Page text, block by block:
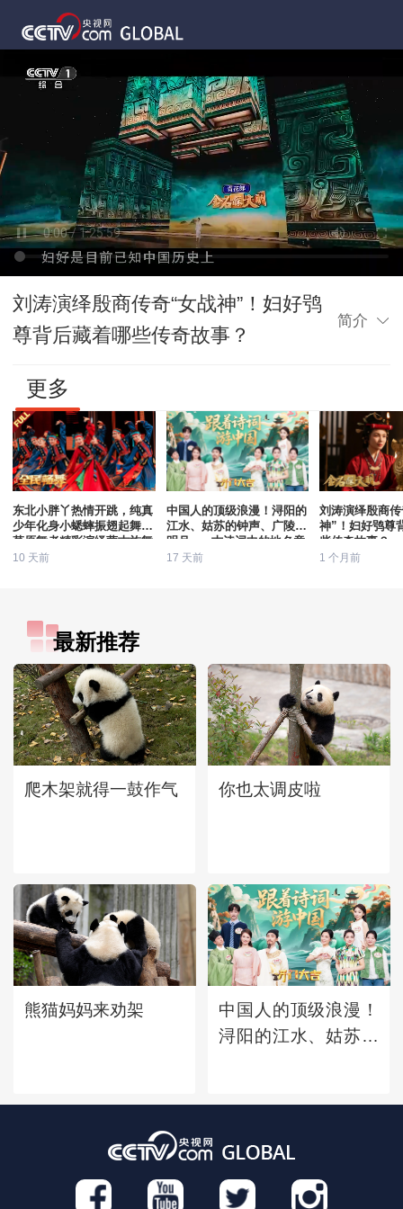
刘涛演绎殷商传奇“女战神”！妇好鸮
尊背后藏着哪些传奇故事？
简介
更多
东北小胖丫热情开跳，纯真
少年化身小蟋蟀振翅起舞，
草原舞者精彩演绎蒙古族舞
蹈《幸福草原》
10 天前
中国人的顶级浪漫！浔阳的
江水、姑苏的钟声、广陵的
明月......古诗词中的地名竟
会那么美
17 天前
刘涛演绎殷商
神”！妇好鸮尊
些传奇故事？
1 个月前
最新推荐
爬木架就得一鼓作气 你也太调皮啦
熊猫妈妈来劝架
中国人的顶级浪漫！
浔阳的江水、姑苏的